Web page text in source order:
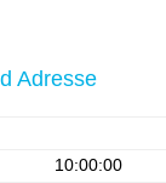
Adresse
10:00:00